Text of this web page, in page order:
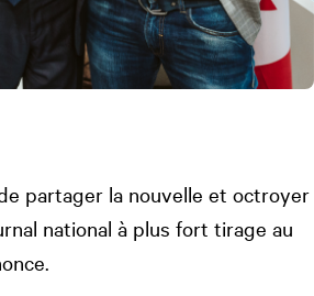
partager la nouvelle et octroyer
national à plus fort tirage au